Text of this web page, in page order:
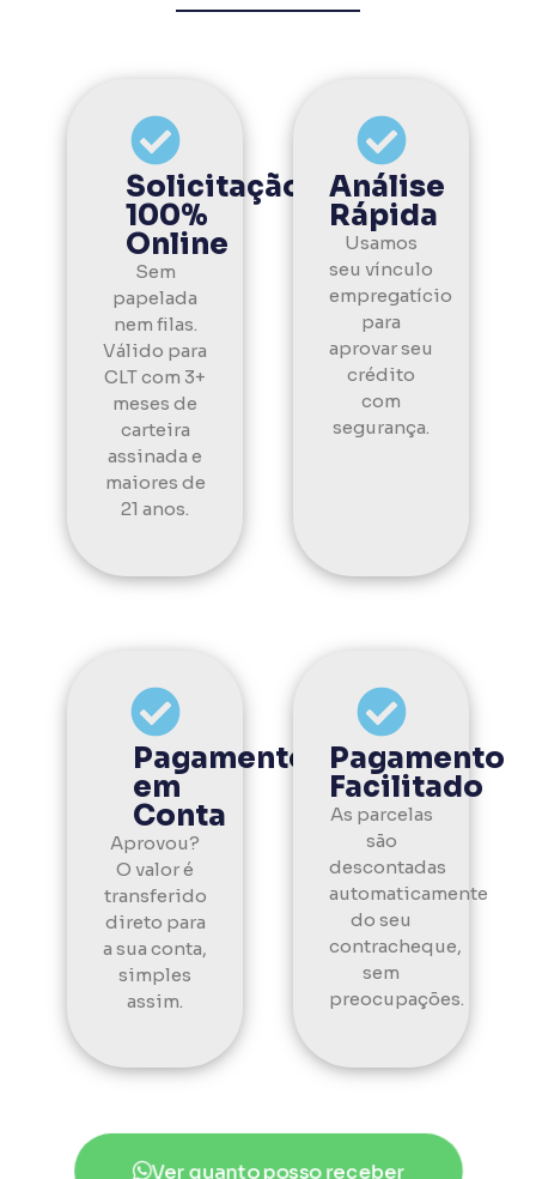
Solicitação
100%
Online
Sem
papelada
nem filas.
Válido para
CLT com 3+
meses de
carteira
assinada e
maiores de
21 anos.
Análise
Rápida
Usamos
seu vínculo
empregatício
para
aprovar seu
crédito
com
segurança.
Pagamento
em
Conta
Aprovou?
O valor é
transferido
direto para
a sua conta,
simples
assim.
Pagamento
Facilitado
As parcelas
são
descontadas
automaticamente
do seu
contracheque,
sem
preocupações.
Ver quanto posso receber